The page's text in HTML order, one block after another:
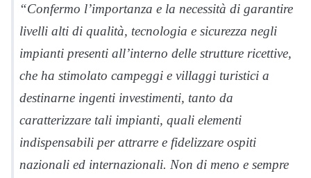
“Confermo l’importanza e la necessità di garantire
livelli alti di qualità, tecnologia e sicurezza negli
impianti presenti all’interno delle strutture ricettive,
che ha stimolato campeggi e villaggi turistici a
destinarne ingenti investimenti, tanto da
caratterizzare tali impianti, quali elementi
indispensabili per attrarre e fidelizzare ospiti
nazionali ed internazionali. Non di meno e sempre